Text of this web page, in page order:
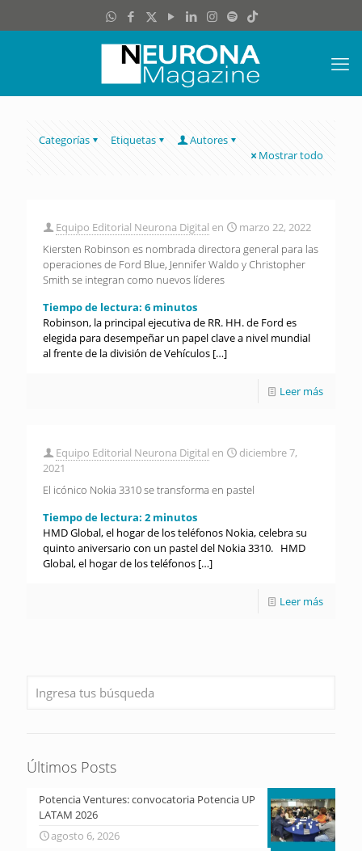
Categorías Etiquetas
Autores
Mostrar todo
Equipo Editorial Neurona Digital en
marzo 22, 2022
Kiersten Robinson es nombrada directora general para las
operaciones de Ford Blue, Jennifer Waldo y Christopher
Smith se integran como nuevos líderes
Tiempo de lectura: 6 minutos
Robinson, la principal ejecutiva de RR. HH. de Ford es
elegida para desempeñar un papel clave a nivel mundial
al frente de la división de Vehículos […]
Leer más
Equipo Editorial Neurona Digital en
diciembre 7,
2021
El icónico Nokia 3310 se transforma en pastel
Tiempo de lectura: 2 minutos
HMD Global, el hogar de los teléfonos Nokia, celebra su
quinto aniversario con un pastel del Nokia 3310. HMD
Global, el hogar de los teléfonos […]
Leer más
Últimos Posts
Potencia Ventures: convocatoria Potencia UP
LATAM 2026
agosto 6, 2026